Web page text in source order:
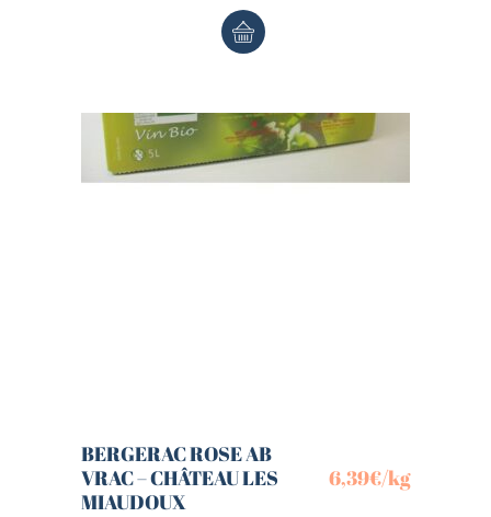
BERGERAC ROSE AB
VRAC – CHÂTEAU LES
MIAUDOUX
6,39€/kg